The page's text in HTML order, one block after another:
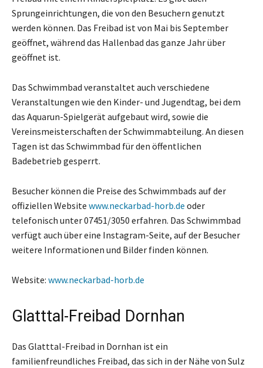
Sprungeinrichtungen, die von den Besuchern genutzt
werden können. Das Freibad ist von Mai bis September
geöffnet, während das Hallenbad das ganze Jahr über
geöffnet ist.
Das Schwimmbad veranstaltet auch verschiedene
Veranstaltungen wie den Kinder- und Jugendtag, bei dem
das Aquarun-Spielgerät aufgebaut wird, sowie die
Vereinsmeisterschaften der Schwimmabteilung. An diesen
Tagen ist das Schwimmbad für den öffentlichen
Badebetrieb gesperrt.
Besucher können die Preise des Schwimmbads auf der
offiziellen Website www.neckarbad-horb.de oder
telefonisch unter 07451/3050 erfahren. Das Schwimmbad
verfügt auch über eine Instagram-Seite, auf der Besucher
weitere Informationen und Bilder finden können.
Website: www.neckarbad-horb.de
Glatttal-Freibad Dornhan
Das Glatttal-Freibad in Dornhan ist ein
familienfreundliches Freibad, das sich in der Nähe von Sulz